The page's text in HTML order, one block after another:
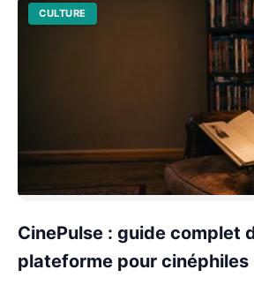
CULTURE
CinePulse : guide complet
plateforme pour cinéphiles